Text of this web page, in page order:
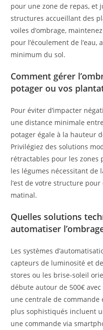
pour une zone de repas, et
structures accueillant des
voiles d’ombrage,
pour l’écoulement de
minimum du sol.
Comment gérer
potager ou vos
Pour éviter d’impacter
une distance minimale
potager égale à la hauteur
Privilégiez des solutions
rétractables pour les zones
les légumes nécessitant de
l’est de votre structure
matinal.
Quelles solutions
automatiser
Les systèmes
capteurs de luminosité et
stores ou les brise-soleil
débute autour de 500€
une centrale de commande
plus sophistiqués incluent
une commande via